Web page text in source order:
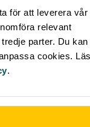
för att leverera vår
relevant
parter. Du
cookies.
.